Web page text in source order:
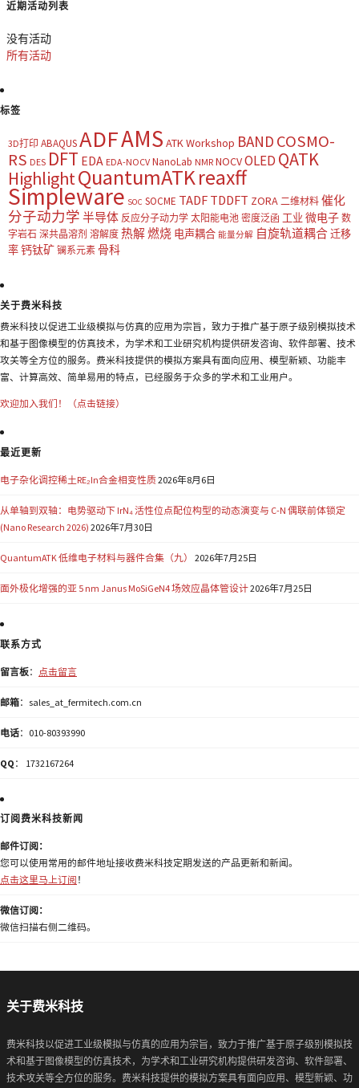
近期活动列表
没有活动
所有活动
标签
3D打印 ABAQUSADFAMS ATK Workshop BAND COSMO-
RS DES DFT EDA EDA-NOCV NanoLab NMR NOCVOLED QATK
HighlightQuantumATKreaxff
Simpleware SOC SOCME TADF TDDFT ZORA 二维材料 催化
分子动力学 半导体 反应分子动力学 太阳能电池 密度泛函 工业 微电子 数
字岩石 深共晶溶剂 溶解度 热解燃烧 电声耦合 能量分解 自旋轨道耦合迁移
率钙钛矿 镧系元素 骨科
关于费米科技
费米科技以促进工业级模拟与仿真的应用为宗旨，致力于推广基于原子级别模拟技术
和基于图像模型的仿真技术，为学术和工业研究机构提供研发咨询、软件部署、技术
攻关等全方位的服务。费米科技提供的模拟方案具有面向应用、模型新颖、功能丰
富、计算高效、简单易用的特点，已经服务于众多的学术和工业用户。
欢迎加入我们！（点击链接）
最近更新
电子杂化调控稀土RE₂In合金相变性质2026年8月6日
从单轴到双轴：电势驱动下 IrN₄ 活性位点配位构型的动态演变与 C-N 偶联前体锁定
(Nano Research 2026) 2026年7月30日
QuantumATK 低维电子材料与器件合集（九） 2026年7月25日
面外极化增强的亚 5 nm Janus MoSiGeN4 场效应晶体管设计2026年7月25日
联系方式
留言板： 点击留言
邮箱：sales_at_fermitech.com.cn
电话：010-80393990
QQ ： 1732167264
订阅费米科技新闻
邮件订阅：
您可以使用常用的邮件地址接收费米科技定期发送的产品更新和新闻。
点击这里马上订阅 ！
微信订阅：
微信扫描右侧二维码。
关于费米科技
费米科技以促进工业级模拟与仿真的应用为宗旨，致力于推广基于原子级别模拟技
术和基于图像模型的仿真技术，为学术和工业研究机构提供研发咨询、软件部署、
技术攻关等全方位的服务。费米科技提供的模拟方案具有面向应用、模型新颖、功